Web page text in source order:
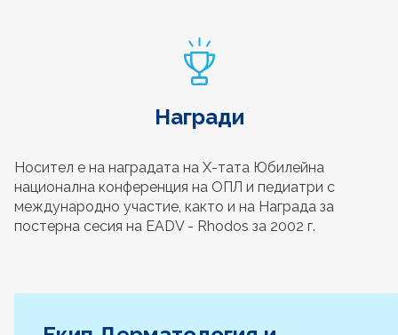
Награди
Носител е на наградата на X-тата Юбилейна
национална конференция на ОПЛ и педиатри с
международно участие, както и на Награда за
постерна сесия на EADV - Rhodos за 2002 г.